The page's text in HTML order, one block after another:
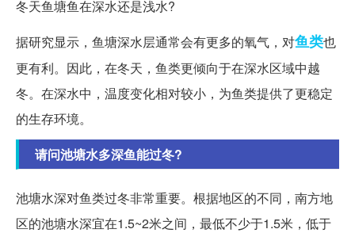
冬天鱼塘鱼在深水还是浅水?
据研究显示，鱼塘深水层通常会有更多的氧气，对鱼类也
更有利。因此，在冬天，鱼类更倾向于在深水区域中越
冬。在深水中，温度变化相对较小，为鱼类提供了更稳定
的生存环境。
请问池塘水多深鱼能过冬?
池塘水深对鱼类过冬非常重要。根据地区的不同，南方地
区的池塘水深宜在1.5~2米之间，最低不少于1.5米，低于